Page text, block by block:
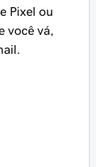
Pixel ou
você vá,